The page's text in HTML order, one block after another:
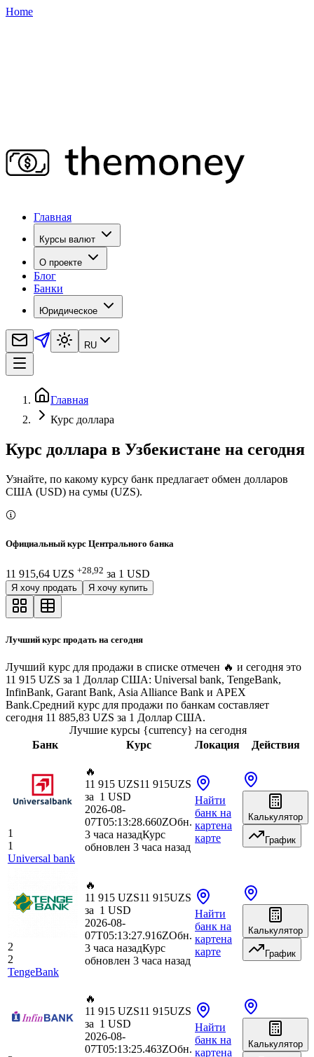
Home
Главная
Курсы валют
О проекте
Блог
Банки
Юридическое
RU
Главная
Курс доллара
Курс доллара в Узбекистане на сегодня
Узнайте, по какому курсу банк предлагает обмен долларов
США (USD) на сумы (UZS).
Официальный курс Центрального банка
11 915,64 UZS +28,92 за 1 USD
Я хочу продать Я хочу купить
Лучший курс продать на сегодня
Лучший курс для продажи в списке отмечен 🔥 и сегодня это
11 915 UZS за 1 Доллар США: Universal bank, TengeBank,
InfinBank, Garant Bank, Asia Alliance Bank и APEX
Bank.Средний курс для продажи по банкам составляет
сегодня 11 885,83 UZS за 1 Доллар США.
Лучшие курсы {currency} на сегодня
Банк
Курс Локация Действия
1
1
Universal bank
🔥
11 915 UZS11 915UZS
за 1 USD
2026-08-
07T05:13:28.660ZОбн.
3 часа назадКурс
обновлен 3 часа назад
Найти
банк на
картена
карте
Калькулятор
График
2
2
TengeBank
🔥
11 915 UZS11 915UZS
за 1 USD
2026-08-
07T05:13:27.916ZОбн.
3 часа назадКурс
обновлен 3 часа назад
Найти
банк на
картена
карте
Калькулятор
График
🔥
11 915 UZS11 915UZS
за 1 USD
2026-08-
07T05:13:25.463ZОбн.
Найти
банк на
картена
Калькулятор